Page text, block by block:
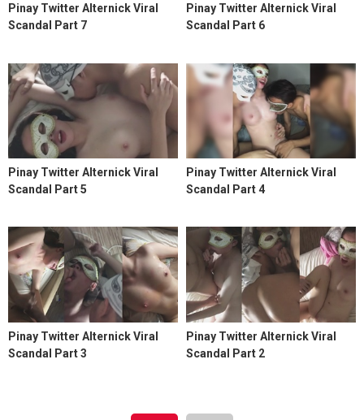
Pinay Twitter Alternick Viral
Scandal Part 7
Pinay Twitter Alternick Viral
Scandal Part 6
Pinay Twitter Alternick Viral
Scandal Part 5
Pinay Twitter Alternick Viral
Scandal Part 4
Pinay Twitter Alternick Viral
Scandal Part 3
Pinay Twitter Alternick Viral
Scandal Part 2